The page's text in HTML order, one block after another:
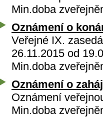
Min.doba
Oznámení o
Veřejné IX.
26.11.2015 od
Min.doba
Oznámení o
Oznámení
Min.doba